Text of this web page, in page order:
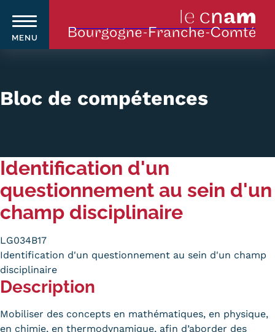
principal
MENU
principale
Le Cnam
Le Cnam en Bourgogne Franche-
Comté
Où sommes-nous ?
Carte lieux et centres Cnam en
BFC
Bloc de compétences
Identification d'un
questionnement au sein d'un
champ disciplinaire
LG034B17
Identification d'un questionnement au sein d'un champ
disciplinaire
Description
Mobiliser des concepts en mathématiques, en physique,
en chimie, en thermodynamique, afin d’aborder des